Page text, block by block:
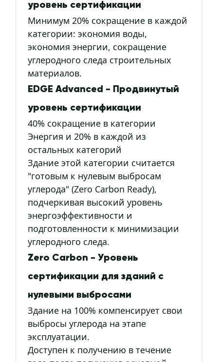
уровень сертификации
Минимум 20% сокращение в каждой
категории: экономия воды,
экономия энергии, сокращение
углеродного следа строительных
материалов.
EDGE Advanced - Продвинутый
уровень сертификации
40% сокращение в категории
Энергия и 20% в каждой из
остальных категорий
Здание этой категории считается
"готовым к нулевым выбросам
углерода" (Zero Carbon Ready),
подчеркивая высокий уровень
энергоэффективности и
подготовленности к минимизации
углеродного следа.
Zero Carbon - Уровень
сертификации для зданий с
нулевыми выбросами
Здание на 100% компенсирует свои
выбросы углерода на этапе
эксплуатации.
Доступен к получению в течение